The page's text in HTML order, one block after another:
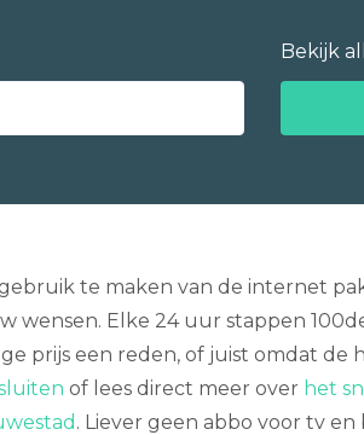
Bekijk
te maken van de internet
Elke 24 uur stappen
prijs een reden, of juist omdat
of lees direct meer over het
. Liever geen abbo voor tv